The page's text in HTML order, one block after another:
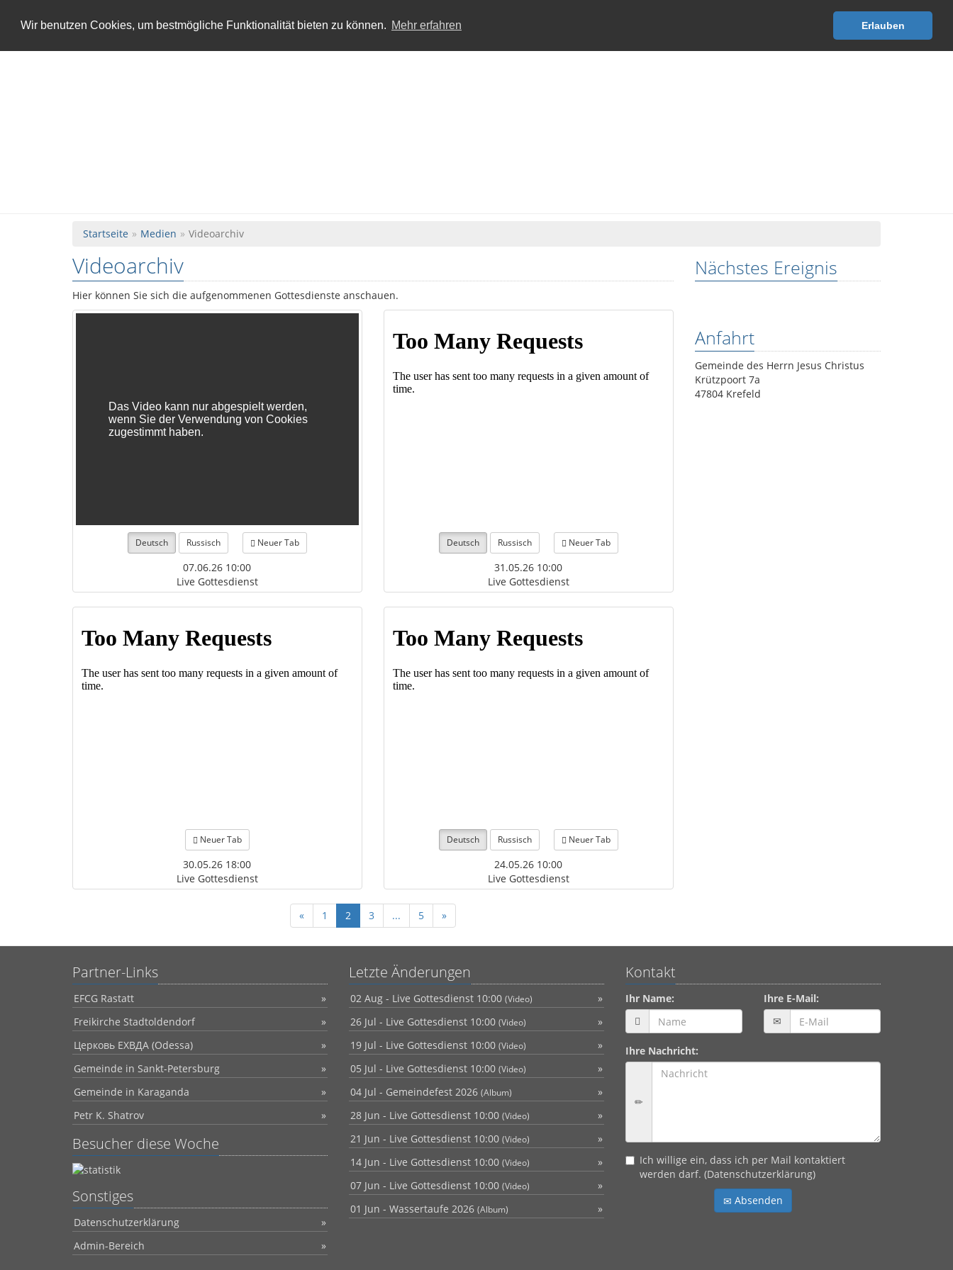
Wir benutzen Cookies, um bestmögliche Funktionalität bieten zu können. Mehr erfahren Erlauben
Christus für Krefeld
Startseite Medien Videoarchiv
Videoarchiv
Hier können Sie sich die aufgenommenen Gottesdienste anschauen.
Deutsch Russisch Neuer Tab
07.06.26 10:00
Live Gottesdienst
Deutsch Russisch Neuer Tab
31.05.26 10:00
Live Gottesdienst
Neuer Tab
30.05.26 18:00
Live Gottesdienst
Deutsch Russisch Neuer Tab
24.05.26 10:00
Live Gottesdienst
« 1 2 3 ... 5 »
Nächstes Ereignis
Anfahrt
Gemeinde des Herrn Jesus Christus
Krützpoort 7a
47804 Krefeld
Partner-Links
EFCG Rastatt
Freikirche Stadtoldendorf
Церковь ЕХВДА (Odessa)
Gemeinde in Sankt-Petersburg
Gemeinde in Karaganda
Petr K. Shatrov
Besucher diese Woche
Sonstiges
Datenschutzerklärung
Admin-Bereich
Letzte Änderungen
02 Aug - Live Gottesdienst 10:00 (Video)
26 Jul - Live Gottesdienst 10:00 (Video)
19 Jul - Live Gottesdienst 10:00 (Video)
05 Jul - Live Gottesdienst 10:00 (Video)
04 Jul - Gemeindefest 2026 (Album)
28 Jun - Live Gottesdienst 10:00 (Video)
21 Jun - Live Gottesdienst 10:00 (Video)
14 Jun - Live Gottesdienst 10:00 (Video)
07 Jun - Live Gottesdienst 10:00 (Video)
01 Jun - Wassertaufe 2026 (Album)
Kontakt
Ihr Name: Ihre E-Mail:
Ihre Nachricht:
Ich willige ein, dass ich per Mail kontaktiert
werden darf. (Datenschutzerklärung)
Absenden